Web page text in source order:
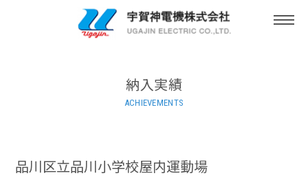
納入実績
ACHIEVEMENTS
品川区立品川小学校屋内運動場